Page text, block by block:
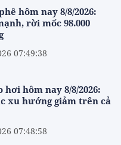
hôm nay 8/8/2026:
rời mốc 98.000
07:49:38
hơi hôm nay 8/8/2026:
xu hướng giảm trên cả
07:48:58